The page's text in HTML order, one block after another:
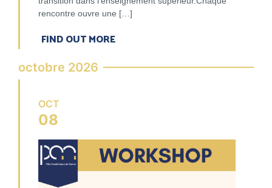
rencontre ouvre une […]
FIND OUT MORE
octobre 2026
OCT
08